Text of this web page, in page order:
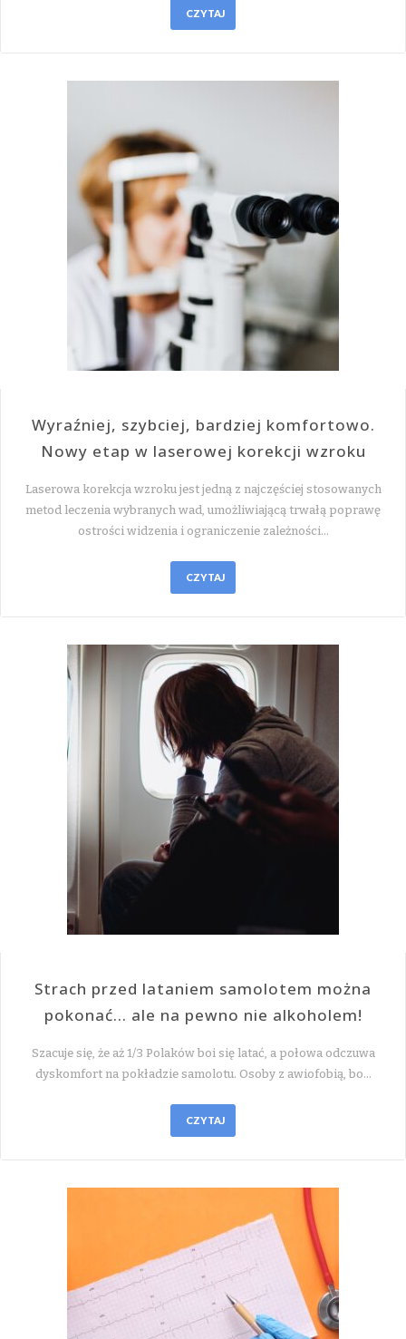
CZYTAJ
Wyraźniej, szybciej, bardziej komfortowo.
Nowy etap w laserowej korekcji wzroku
Laserowa korekcja wzroku jest jedną z najczęściej stosowanych
metod leczenia wybranych wad, umożliwiającą trwałą poprawę
ostrości widzenia i ograniczenie zależności…
CZYTAJ
Strach przed lataniem samolotem można
pokonać… ale na pewno nie alkoholem!
Szacuje się, że aż 1/3 Polaków boi się latać, a połowa odczuwa
dyskomfort na pokładzie samolotu. Osoby z awiofobią, bo…
CZYTAJ